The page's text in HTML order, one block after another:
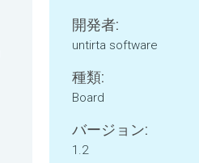
開発者:
untirta software
種類:
Board
バージョン:
1.2